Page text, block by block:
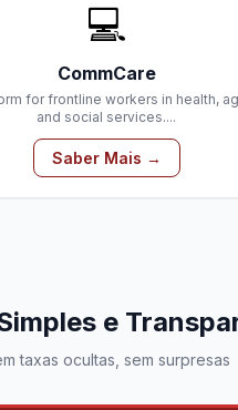
💻
CommCare
for frontline workers in health,
and social services....
Saber Mais →
e
taxas ocultas, sem surpresas